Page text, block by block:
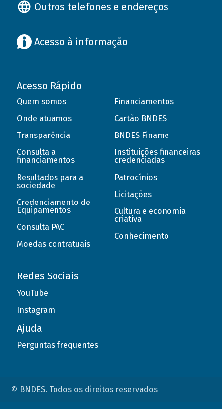
Outros telefones e endereços
Acesso à informação
Acesso Rápido
Quem somos
Onde atuamos
Transparência
Consulta a
financiamentos
Resultados para a
sociedade
Credenciamento de
Equipamentos
Consulta PAC
Moedas contratuais
Financiamentos
Cartão BNDES
BNDES Finame
Instituições financeiras
credenciadas
Patrocínios
Licitações
Cultura e economia
criativa
Conhecimento
Redes Sociais
YouTube
Instagram
Ajuda
Perguntas frequentes
© BNDES. Todos os direitos reservados